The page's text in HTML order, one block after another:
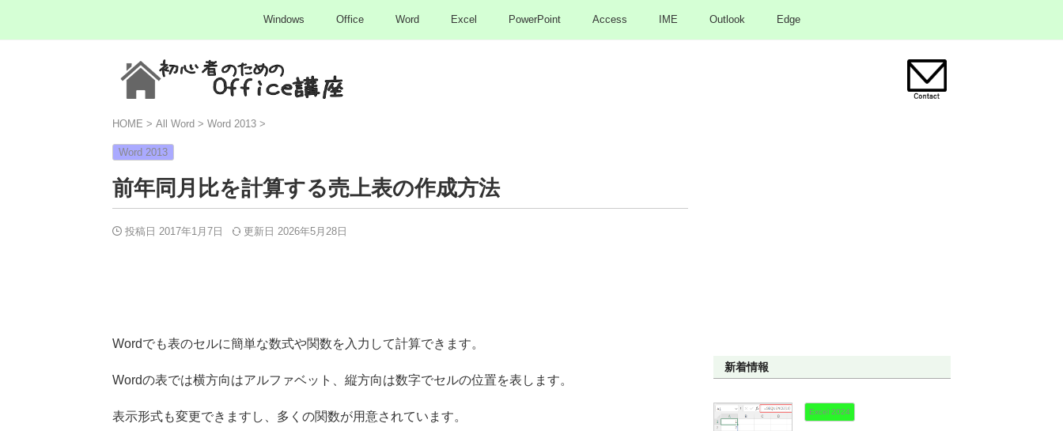
Windows Office Word Excel PowerPoint Access IME Outlook Edge
HOME > All Word > Word 2013 >
Word 2013
前年同月比を計算する売上表の作成方法
投稿日 2017年1月7日 更新日 2026年5月28日
Wordでも表のセルに簡単な数式や関数を入力して計算できます。
Wordの表では横方向はアルファベット、縦方向は数字でセルの位置を表します。
表示形式も変更できますし、多くの関数が用意されています。
新着情報
Excel 2024